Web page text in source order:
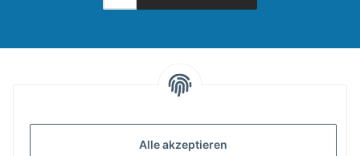
Alle akzeptieren